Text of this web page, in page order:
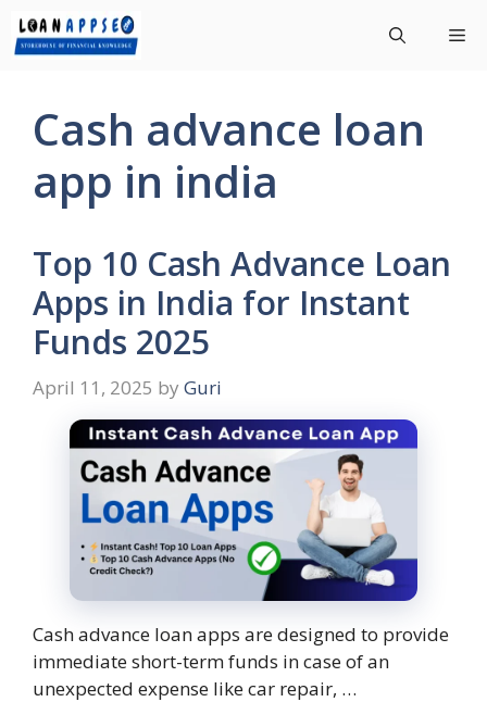
Skip
to
Cash advance loan
app in india
Top 10 Cash Advance Loan
Apps in India for Instant
Funds 2025
April 11, 2025 by Guri
Cash advance loan apps are designed to provide
immediate short-term funds in case of an
unexpected expense like car repair, …